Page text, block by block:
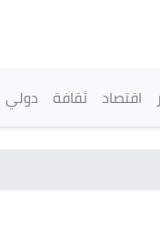
اقتصاد ثقافة دولي